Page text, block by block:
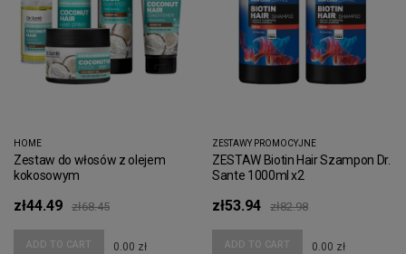
HOME
Zestaw do włosów z olejem
kokosowym
zł44.49 zł68.45
ADD TO CART 0.00 zł
ZESTAWY PROMOCYJNE
ZESTAW Biotin Hair Szampon Dr.
Sante 1000ml x2
zł53.94 zł82.98
ADD TO CART 0.00 zł